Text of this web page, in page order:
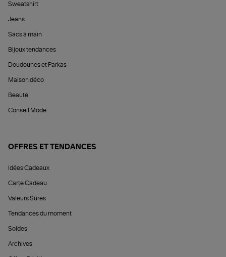
Sweatshirt
Jeans
Sacs à main
Bijoux tendances
Doudounes et Parkas
Maison déco
Beauté
Conseil Mode
OFFRES ET TENDANCES
Idées Cadeaux
Carte Cadeau
Valeurs Sûres
Tendances du moment
Soldes
Archives